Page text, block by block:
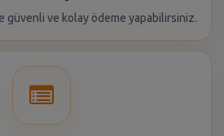
güvenli ve kolay ödeme yapabilirsiniz.